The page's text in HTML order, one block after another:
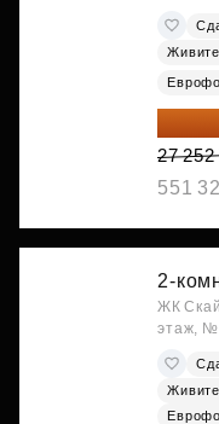
23
27
551
2-
ЖК
этаж,